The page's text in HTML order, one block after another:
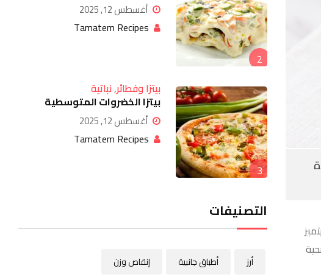
2
أغسطس 12, 2025
Tamatem Recipes
3
بيتزا وفطائر,نباتية
بيتزا الخضروات المتوسطية
أغسطس 12, 2025
Tamatem Recipes
التصنيفات
أرز أطباق جانبية
إنقاص وزن